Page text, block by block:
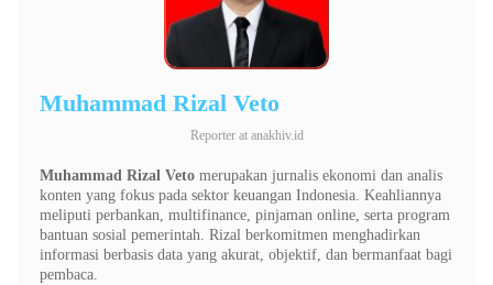
Muhammad Rizal Veto
Reporter at anakhiv.id
Muhammad Rizal Veto merupakan jurnalis ekonomi dan analis
konten yang fokus pada sektor keuangan Indonesia. Keahliannya
meliputi perbankan, multifinance, pinjaman online, serta program
bantuan sosial pemerintah. Rizal berkomitmen menghadirkan
informasi berbasis data yang akurat, objektif, dan bermanfaat bagi
pembaca.